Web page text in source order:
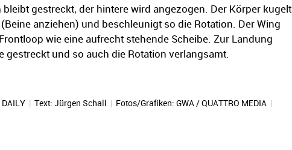
bleibt gestreckt, der hintere wird angezogen. Der Körper kugelt
anziehen) und beschleunigt so die Rotation. Der Wing
wie eine aufrecht stehende Scheibe. Zur Landung
gestreckt und so auch die Rotation verlangsamt.
| Text: Jürgen Schall | Fotos/Grafiken: GWA / QUATTRO MEDIA |